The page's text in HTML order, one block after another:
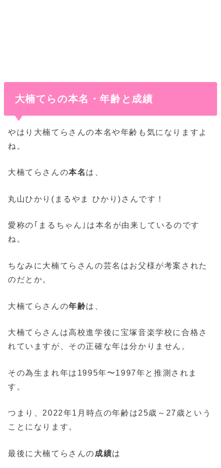
大楠てらの本名・年齢と成績
やはり大楠てらさんの本名や年齢も気になりますよ
ね。
大楠てらさんの本名 は、
丸山ひかり(まるやま ひかり)さんです！
愛称の｢まるちゃん｣は本名が由来しているのです
ね。
ちなみに大楠てらさんの芸名はお父様が考案された
のだとか。
大楠てらさんの年齢は、
大楠てらさんは高校進学後に宝塚音楽学校に合格さ
れていますが、その正確な年は分かりません。
その為生まれ年は1995年〜1997年と推測されま
す。
つまり、2022年1月時点の年齢は25歳～27歳という
ことになります。
最後に大楠てらさんの成績は